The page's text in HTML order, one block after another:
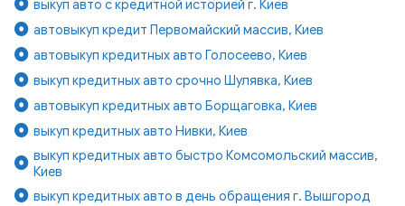
выкуп авто с кредитной историей г. Киев
автовыкуп кредит Первомайский массив, Киев
автовыкуп кредитных авто Голосеево, Киев
выкуп кредитных авто срочно Шулявка, Киев
автовыкуп кредитных авто Борщаговка, Киев
выкуп кредитных авто Нивки, Киев
выкуп кредитных авто быстро Комсомольский массив,
Киев
выкуп кредитных авто в день обращения г. Вышгород